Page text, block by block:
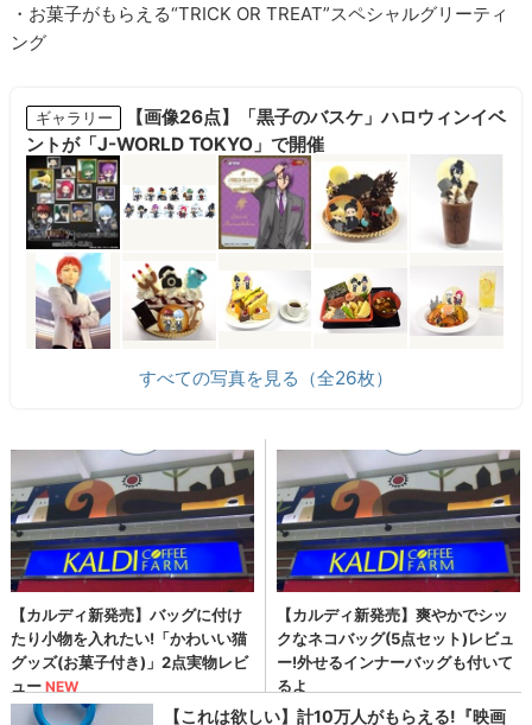
・お菓子がもらえる“TRICK OR TREAT”スペシャルグリーティ
ング
ギャラリー
【画像26点】「黒子のバスケ」ハロウィンイベ
ントが「J-WORLD TOKYO」で開催
すべての写真を見る（全26枚）